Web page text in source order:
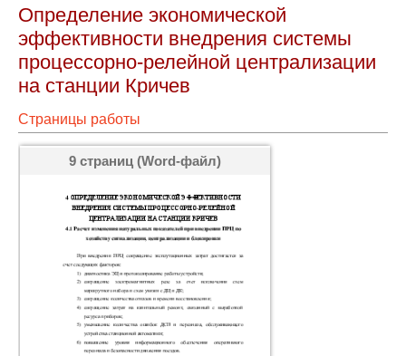
Определение экономической
эффективности внедрения системы
процессорно-релейной централизации
на станции Кричев
Страницы работы
9 страниц (Word-файл)